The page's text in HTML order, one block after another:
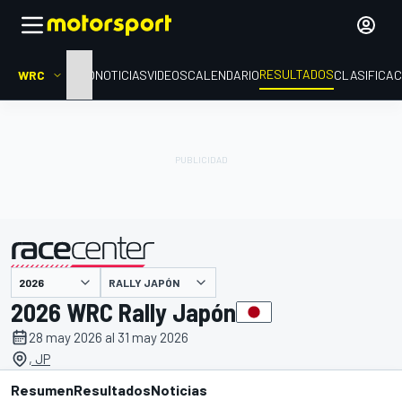
WRC INICIONOTICIASVIDEOSCALENDARIORESULTADOS
presentado por RALLY JAPÓN
2026 WRC Rally Japón
28 may 2026 al 31 may 2026
, JP
ResumenResultadosNoticias